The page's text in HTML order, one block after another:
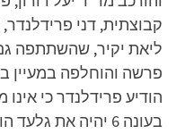
קבוצתית, דני
הודיע פרידלנדר כי
בעונה 6 יהיה את